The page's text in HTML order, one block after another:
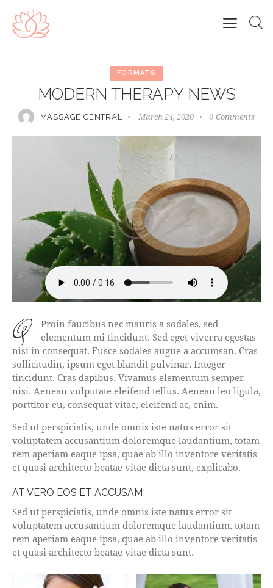
FORMATS
MODERN THERAPY NEWS
MASSAGE CENTRAL March 24, 2020 0 Comments
q
Proin faucibus nec mauris a sodales, sed
elementum mi tincidunt. Sed eget viverra egestas
nisi in consequat. Fusce sodales augue a accumsan. Cras
sollicitudin, ipsum eget blandit pulvinar. Integer
tincidunt. Cras dapibus. Vivamus elementum semper
nisi. Aenean vulputate eleifend tellus. Aenean leo ligula,
porttitor eu, consequat vitae, eleifend ac, enim.
Sed ut perspiciatis, unde omnis iste natus error sit
voluptatem accusantium doloremque laudantium, totam
rem aperiam eaque ipsa, quae ab illo inventore veritatis
et quasi architecto beatae vitae dicta sunt, explicabo.
AT VERO EOS ET ACCUSAM
Sed ut perspiciatis, unde omnis iste natus error sit
voluptatem accusantium doloremque laudantium, totam
rem aperiam eaque ipsa, quae ab illo inventore veritatis
et quasi architecto beatae vitae dicta sunt.